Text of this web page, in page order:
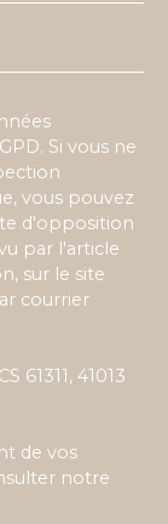
Si vous ne
vous pouvez
d'opposition
par l'article
sur le site
courrier
61311, 41013
de vos
notre